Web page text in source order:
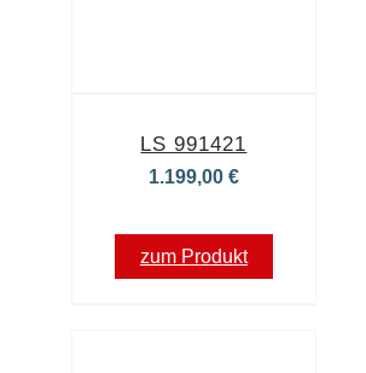
LS 991421
1.199,00 €
zum Produkt